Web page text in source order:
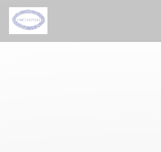
Personalizzazione delle tue scelte sui cookie